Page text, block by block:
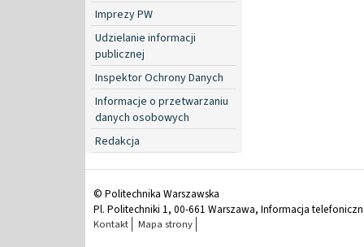
Imprezy PW
Udzielanie informacji
publicznej
Inspektor Ochrony Danych
Informacje o przetwarzaniu
danych osobowych
Redakcja
© Politechnika Warszawska
Pl. Politechniki 1, 00-661 Warszawa, Informacja
Kontakt Mapa strony